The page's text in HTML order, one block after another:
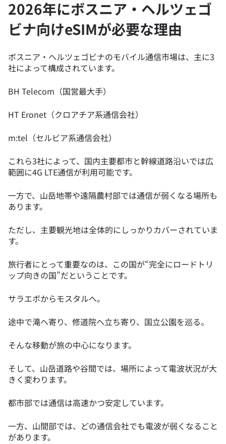
2026年にボスニア・ヘルツェゴ
ビナ向けeSIMが必要な理由
ボスニア・ヘルツェゴビナのモバイル通信市場は、主に3
社によって構成されています。
BH Telecom（国営最大手）
HT Eronet（クロアチア系通信会社）
m:tel（セルビア系通信会社）
これら3社によって、国内主要都市と幹線道路沿いでは広
範囲に4G LTE通信が利用可能です。
一方で、山岳地帯や遠隔農村部では通信が弱くなる場所も
あります。
ただし、主要観光地は全体的にしっかりカバーされていま
す。
旅行者にとって重要なのは、この国が“完全にロードトリ
ップ向きの国”だということです。
サラエボからモスタルへ。
途中で滝へ寄り、修道院へ立ち寄り、国立公園を巡る。
そんな移動が旅の中心になります。
そして、山岳道路や谷間では、場所によって電波状況が大
きく変わります。
都市部では通信は高速かつ安定しています。
一方、山間部では、どの通信会社でも電波が弱くなること
があります。